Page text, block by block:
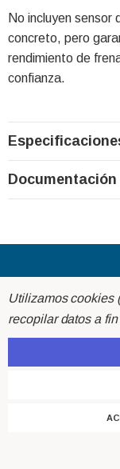
No incluyen
concreto, pero
rendimiento de
confianza.
Acerca de
Ayuda
Utilizamos cookies
recopilar datos a